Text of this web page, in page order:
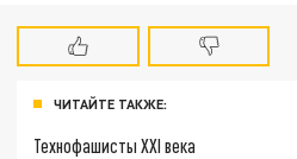
ЧИТАЙТЕ ТАКЖЕ:
Технофашисты XXI века